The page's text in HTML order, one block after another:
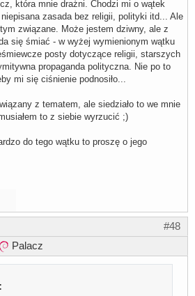
która mnie drażni. Chodzi mi o wątek
zasada bez religii, polityki itd... Ale
związane. Może jestem dziwny, ale z
się śmiać - w wyżej wymienionym wątku
posty dotyczące religii, starszych
propaganda polityczna. Nie po to
mi się ciśnienie podnosiło...
z tematem, ale siedziało to we mnie
to z siebie wyrzucić ;)
do tego wątku to proszę o jego
#48
Palacz